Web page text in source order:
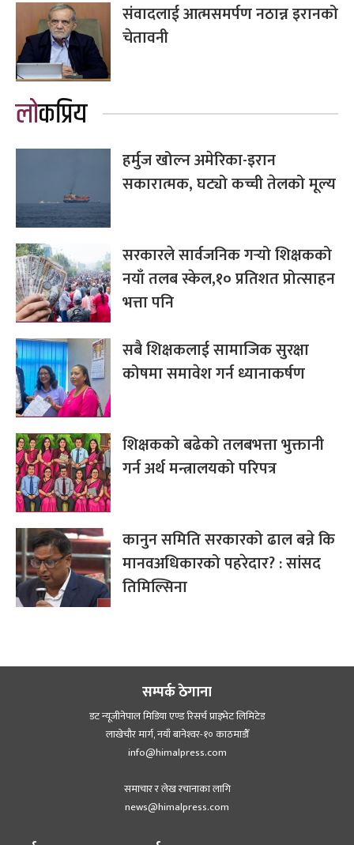
संवादलाई आत्मसमर्पण नठान्न इरानको
चेतावनी
लोकप्रिय
हर्मुज खोल्न अमेरिका-इरान
सकारात्मक, घट्यो कच्ची तेलको मूल्य
सरकारले सार्वजनिक गर्‍यो शिक्षकको
नयाँ तलब स्केल,१० प्रतिशत प्रोत्साहन
भत्ता पनि
सबै शिक्षकलाई सामाजिक सुरक्षा
कोषमा समावेश गर्न ध्यानाकर्षण
शिक्षकको बढेको तलबभत्ता भुक्तानी
गर्न अर्थ मन्त्रालयको परिपत्र
कानुन समिति सरकारको ढाल बन्ने कि
मानवअधिकारको पहरेदार? : सांसद
तिमिल्सिना
सम्पर्क ठेगाना
डट न्यूजीनेपाल मिडिया एण्ड रिसर्च प्राइभेट लिमिटेड
लाखेचौर मार्ग, नयाँ बानेश्‍वर-१० काठमाडौँ
info@himalpress.com
समाचार र लेख रचानाका लागि
news@himalpress.com